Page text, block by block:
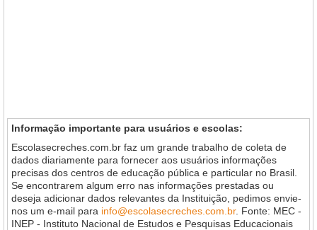
Informação importante para usuários e escolas:
Escolasecreches.com.br faz um grande trabalho de coleta de
dados diariamente para fornecer aos usuários informações
precisas dos centros de educação pública e particular no Brasil.
Se encontrarem algum erro nas informações prestadas ou
deseja adicionar dados relevantes da Instituição, pedimos envie-
nos um e-mail para info@escolasecreches.com.br. Fonte: MEC -
INEP - Instituto Nacional de Estudos e Pesquisas Educacionais